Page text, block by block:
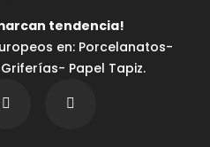
tendencia⁣!
en: Porcelanatos-
Papel Tapiz.